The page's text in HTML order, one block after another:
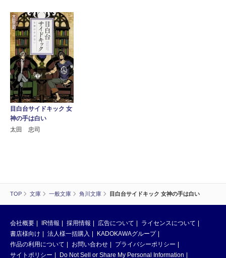
TOP 文庫 一般文庫 角川文庫 目白台サイドキック 女神の手は白い
目白台サイドキック 女
神の手は白い
太田 忠司
会社概要 IR情報 採用情報 広告について
ライセンスについて
書店様向け
法人様一括購入
KADOKAWAグループ
作品の利用について
お問い合わせ
プライバシーポリシー
サイトポリシー
Do Not Sell or Share My Personal Information